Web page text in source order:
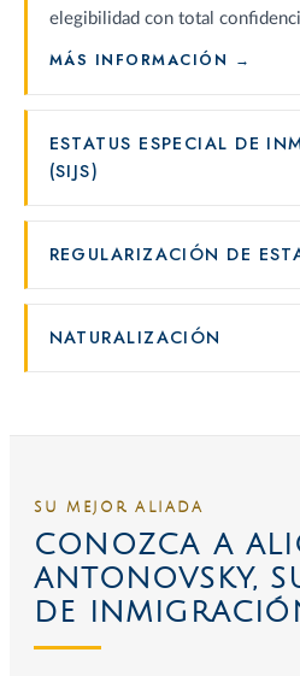
elegibilidad con total
MÁS INFORMACIÓN : ASILO
ESTATUS ESPECIAL DE
(SIJS)
REGULARIZACIÓN DE
NATURALIZACIÓN
SU MEJOR ALIADA
CONOZCA A
ANTONOVSKY,
DE